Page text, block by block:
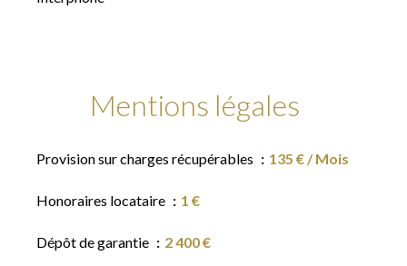
Mentions légales
Provision sur charges récupérables 135 € / Mois
Honoraires locataire 1 €
Dépôt de garantie 2 400 €